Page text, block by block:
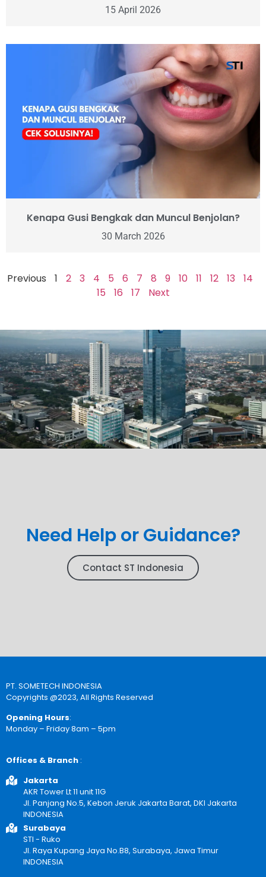
15 April 2026
Kenapa Gusi Bengkak dan Muncul Benjolan?
30 March 2026
Previous 1 2 3 4 5 6 7 8 9 10 11 12 13
14
15
16 17 Next
Need Help or Guidance?
Contact ST Indonesia
PT. SOMETECH INDONESIA
Copyrights @2023, All Rights Reserved
Opening Hours:
Monday – Friday 8am – 5pm
Offices & Branch :
Jakarta
AKR Tower Lt 11 unit 11G
Jl. Panjang No.5, Kebon Jeruk Jakarta Barat, DKI Jakarta
INDONESIA
Surabaya
STI - Ruko
Jl. Raya Kupang Jaya No.B8, Surabaya, Jawa Timur
INDONESIA